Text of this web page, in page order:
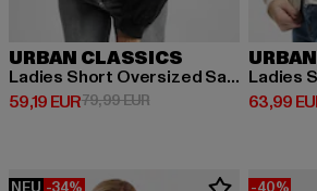
URBAN CLASSICS
Ladies Short Oversized Satin
59,19 EUR
Derzeitiger Preis: 59,19 EUR
79,99 EURAktionspreis: 79,99 EUR
63,99